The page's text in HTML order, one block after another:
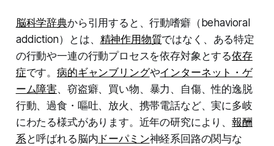
脳科学辞典から引用すると、行動嗜癖（behavioral
addiction）とは、 精神作用物質ではなく、ある特定
の行動や一連の行動プロセスを依存対象とする依存
症です。病的ギャンブリングやインターネット・ゲ
ーム障害、窃盗癖、買い物、暴力、自傷、性的逸脱
行動、過食・嘔吐、放火、携帯電話など、実に多岐
にわたる様式があります。近年の研究により、報酬
系と呼ばれる脳内 ドーパミン神経系回路の関与な